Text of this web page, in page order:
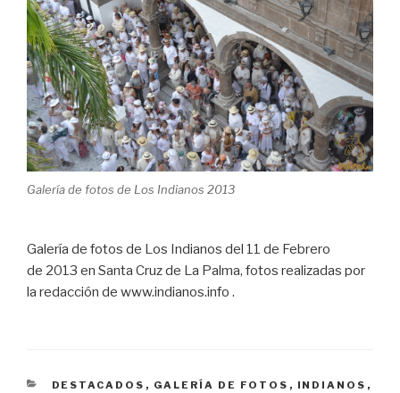
Galería de fotos de Los Indianos 2013
Galería de fotos de Los Indianos del 11 de Febrero
de 2013 en Santa Cruz de La Palma, fotos realizadas por
la redacción de www.indianos.info .
CATEGORÍAS
DESTACADOS , GALERÍA DE FOTOS , INDIANOS ,